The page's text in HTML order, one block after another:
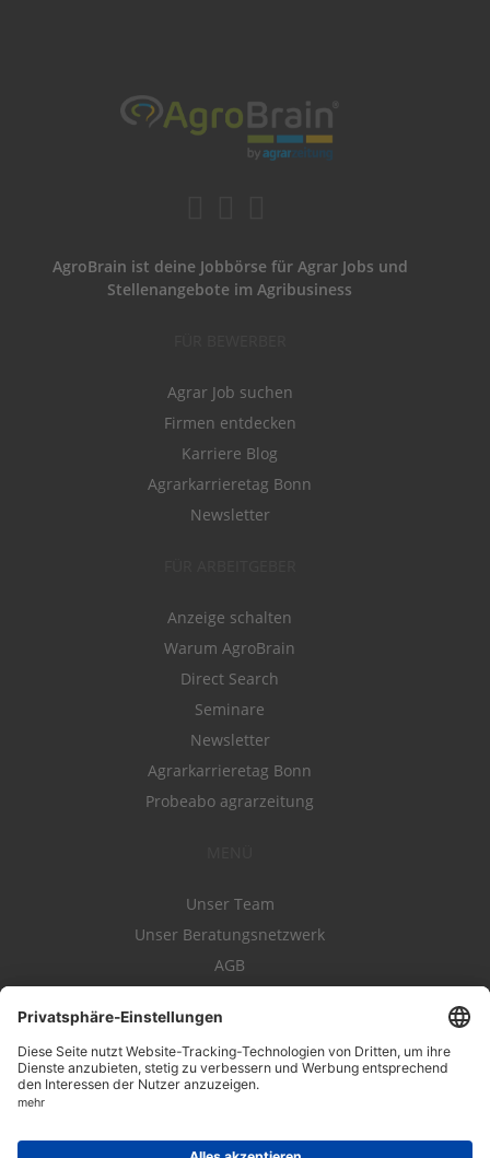
AgroBrain ist deine Jobbörse für Agrar Jobs und
Stellenangebote im Agribusiness
Agrar Job suchen
Firmen entdecken
Karriere Blog
Agrarkarrieretag Bonn
Newsletter
Anzeige schalten
Warum AgroBrain
Direct Search
Seminare
Newsletter
Agrarkarrieretag Bonn
Probeabo agrarzeitung
Unser Team
Unser Beratungsnetzwerk
AGB
Datenschutz
Impressum
Kontakt